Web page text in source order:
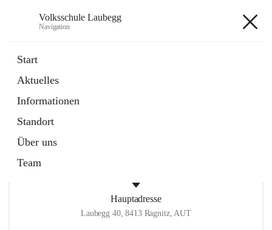
Volksschule Laubegg
Navigation
Start
Aktuelles
Informationen
Standort
Über uns
Team
Artikel
in
Tab
Hauptadresse
Laubegg 40, 8413 Ragnitz, AUT